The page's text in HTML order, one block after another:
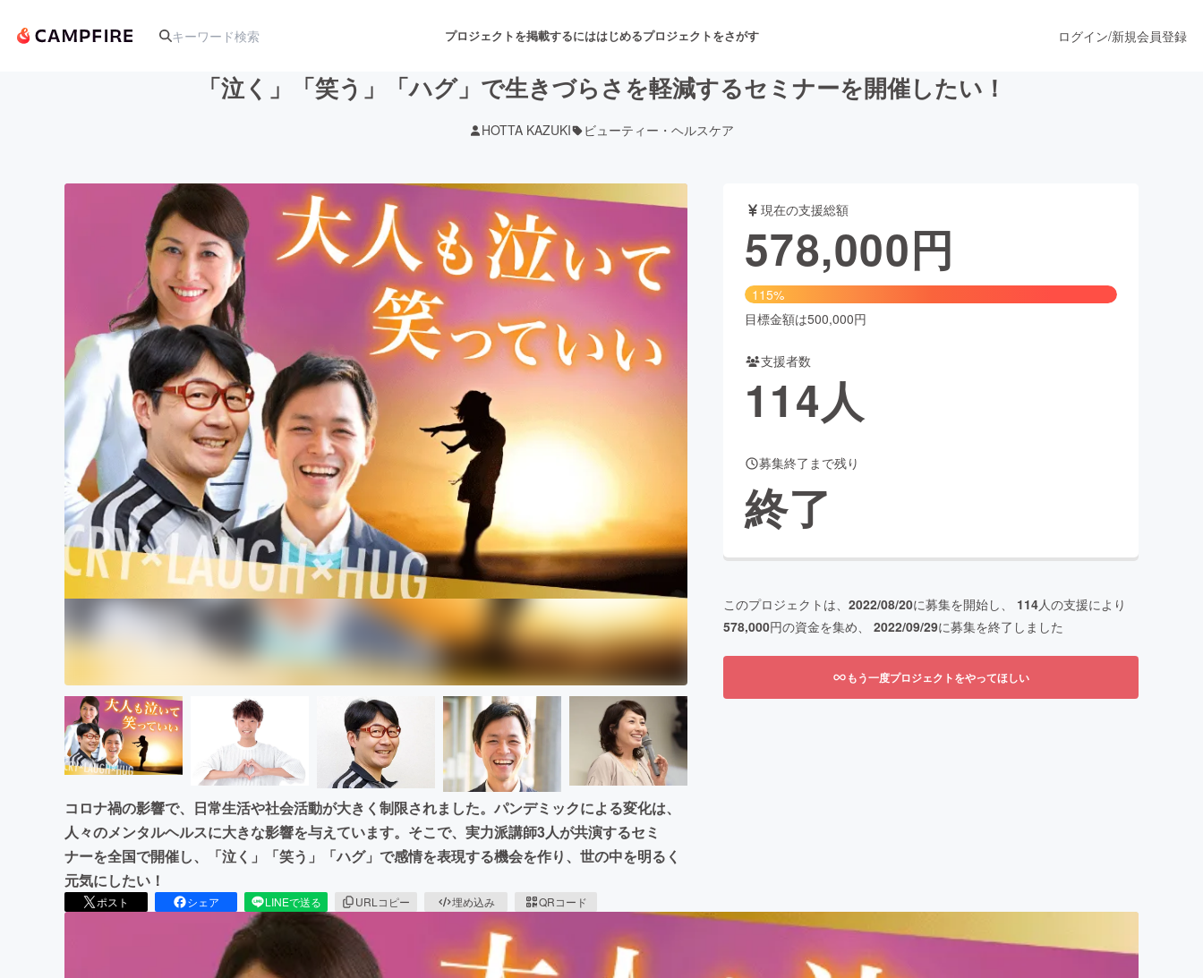
プロジェクトを掲載するにははじめるプロジェクトをさがす
アート・写真 音楽 舞台・パフォーマンス
テクノロジー・ガジェット ゲーム・サービス開発 フード・飲食店 ファッション
映像・映画 書籍・雑誌出版
ビジネス・起業 チャレンジ ビューティー・ヘルスケア
まちづくり・地域活性化
CAMPFIRE for Social Good
CAMPFIREふるさと納税
ログイン/新規会員登録
「泣く」「笑う」「ハグ」で生きづらさを軽減するセミナーを開催したい！
HOTTA KAZUKI ビューティー・ヘルスケア
コロナ禍の影響で、日常生活や社会活動が大きく制限されました。パンデミックによる変化は、
人々のメンタルヘルスに大きな影響を与えています。そこで、実力派講師3人が共演するセミ
ナーを全国で開催し、「泣く」「笑う」「ハグ」で感情を表現する機会を作り、世の中を明るく
元気にしたい！
ポスト シェア LINEで送る URLコピー 埋め込み QRコード
現在の支援総額
578,000円
115%
目標金額は500,000円
支援者数
114人
募集終了まで残り
終了
このプロジェクトは、 2022/08/20に募集を開始し、 114人の支援により
578,000円の資金を集め、 2022/09/29に募集を終了しました
もう一度プロジェクトをやってほしい